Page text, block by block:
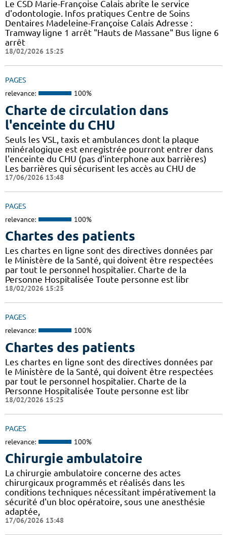
Le CSD Marie-Françoise Calais abrite le service
d'odontologie. Infos pratiques Centre de Soins
Dentaires Madeleine-Françoise Calais Adresse :
Tramway ligne 1 arrêt "Hauts de Massane" Bus ligne 6
arrêt
18/02/2026 15:25
PAGES
relevance: 100%
Charte de circulation dans
l'enceinte du CHU
Seuls les VSL, taxis et ambulances dont la plaque
minéralogique est enregistrée pourront entrer dans
l'enceinte du CHU (pas d'interphone aux barrières)
Les barrières qui sécurisent les accès au CHU de
17/06/2026 13:48
PAGES
relevance: 100%
Chartes des patients
Les chartes en ligne sont des directives données par
le Ministère de la Santé, qui doivent être respectées
par tout le personnel hospitalier. Charte de la
Personne Hospitalisée Toute personne est libr
18/02/2026 15:25
PAGES
relevance: 100%
Chartes des patients
Les chartes en ligne sont des directives données par
le Ministère de la Santé, qui doivent être respectées
par tout le personnel hospitalier. Charte de la
Personne Hospitalisée Toute personne est libr
18/02/2026 15:25
PAGES
relevance: 100%
Chirurgie ambulatoire
La chirurgie ambulatoire concerne des actes
chirurgicaux programmés et réalisés dans les
conditions techniques nécessitant impérativement la
sécurité d'un bloc opératoire, sous une anesthésie
adaptée,
17/06/2026 13:48